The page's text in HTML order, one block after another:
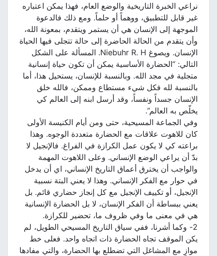
نراعي الخبرة التاريخية والوضع العام، فهذا يمكن اعتباره
غير قابل للتطبيق، ووهماً أو حلماً. ومع ذلك فالدعوة
الموجهة إلى الإنسان هي أن يستمر ويتقدم، بمعونة الله،
وأن يتقدم من الحالة الحاضرة إلى حالة تتجلى فيها الحياة
الإنسان. ويصوغ Niebuhr R. H. المسألة على الشكل
التالي: “الحضارة الأساسية يمكن أن تكون حياة إنسانية
متجلية في مجد الله. وبالنسبة للإنسان، يستحيل هذا، أما
بالنسبة لله فكل شيء مستطاع وممكن، فالله خلق
الإنسان جسداً ونفساً، وقد أرسل ابنه إلى العالم كي
يخلّص به العالم”.
وفي الجماعة المسيحية، حتى ومن أيام الكنيسة الأولى
كان للاهوت علاقات مع الحضارة متعددة الوجوه. وهذا
براعته كي لا يكون عمل الكرازة في الفراغ. فالإنجيل لا
بدّ أن يراعي الوضع الإنساني. وعلى اللاهوت المهمة
والواجب أن يخترق أعماق التاريخ الإنساني، اي أن يدخل
في حوار مع الفكر الإنساني. وهذا لا يعني البتة نسبية
الإنجيل، أو تكييف الإنجيل مع كل إنجاز حضاري قائم. بل
يعني ببساطة أن الفكر الإنسان، لا بل الحضارة الإنسانية
هي في معنى ما وفي ظروف ما، تحضير للكرازة.
2- وكما أشرنا، ففي سياق التاريخ المسيحي الطويل، لم
يكن الموقف تجاه الحضارة ذات اتجاه واحد. فعلى خط
موازٍ مع المشاغل التي تضطلع بها الحضارة، والتي مفادها